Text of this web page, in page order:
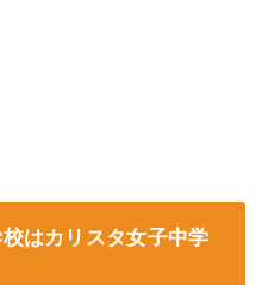
はカリスタ女子中学